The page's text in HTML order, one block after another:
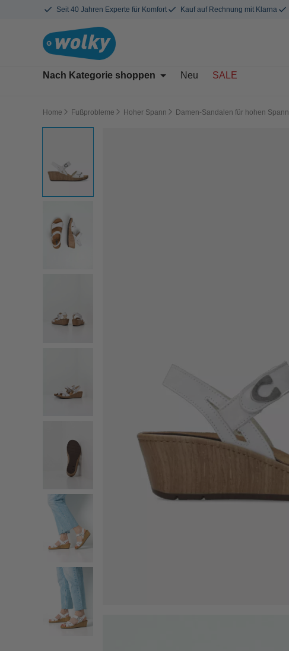
Seit 40 Jahren Experte für Komfort Kauf auf Rechnung mit Klarna
Nach Kategorie shoppen Neu SALE
Home Fußprobleme Hoher Spann Damen-Sandalen für hohen Spann